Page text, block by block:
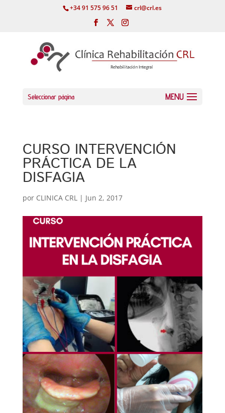
+34 91 575 96 51 crl@crl.es
Seleccionar página
CURSO INTERVENCIÓN
PRÁCTICA DE LA
DISFAGIA
por CLINICA CRL| Jun 2, 2017